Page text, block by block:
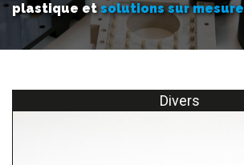
plastique etsolutions sur mesure
Divers